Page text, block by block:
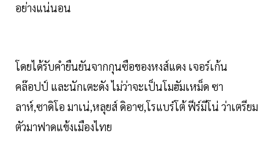
อย่างแน่นอน
โดยได้รับคำยืนยันจากกุนซือของหงส์แดง เจอร์เก้น
คล๊อปป์ และนักเตะดัง ไม่ว่าจะเป็นโมฮัมเหม็ด ซา
ลาห์,ซาดิโอ มาเน่,หลุยส์ ดิอาซ,โรแบร์โต้ ฟีร์มีโน่ ว่าเตรียม
ตัวมาฟาดแข้งเมืองไทย